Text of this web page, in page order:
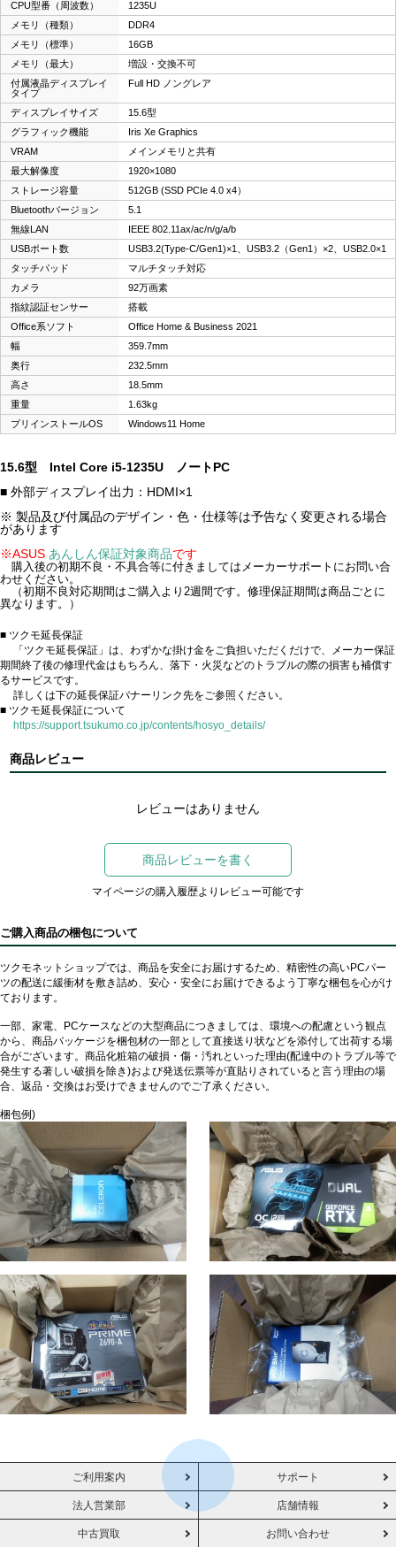
CPU型番（周波数）
1235U
メモリ（種類）
DDR4
メモリ（標準）
16GB
メモリ（最大）
増設・交換不可
付属液晶ディスプレイ
タイプ
Full HD ノングレア
ディスプレイサイズ
15.6型
グラフィック機能
Iris Xe Graphics
VRAM
メインメモリと共有
最大解像度
1920×1080
ストレージ容量
512GB (SSD PCIe 4.0 x4）
Bluetoothバージョン
5.1
無線LAN
IEEE 802.11ax/ac/n/g/a/b
USBポート数
USB3.2(Type-C/Gen1)×1、USB3.2（Gen1）×2、USB2.0×1
タッチパッド
マルチタッチ対応
カメラ
92万画素
指紋認証センサー
搭載
Office系ソフト
Office Home & Business 2021
幅
359.7mm
奥行
232.5mm
高さ
18.5mm
重量
1.63kg
プリインストールOS
Windows11 Home
15.6型 Intel Core i5-1235U ノートPC
■ 外部ディスプレイ出力：HDMI×1
※ 製品及び付属品のデザイン・色・仕様等は予告なく変更される場合
があります
※ASUS あんしん保証対象商品です
購入後の初期不良・不具合等に付きましてはメーカーサポートにお問い合
わせください。
（初期不良対応期間はご購入より2週間です。修理保証期間は商品ごとに
異なります。）
■ ツクモ延長保証
「ツクモ延長保証」は、わずかな掛け金をご負担いただくだけで、メーカー保証
期間終了後の修理代金はもちろん、落下・火災などのトラブルの際の損害も補償す
るサービスです。
詳しくは下の延長保証バナーリンク先をご参照ください。
■ ツクモ延長保証について
https://support.tsukumo.co.jp/contents/hosyo_details/
商品レビュー
レビューはありません
商品レビューを書く
マイページの購入履歴よりレビュー可能です
ご購入商品の梱包について
ツクモネットショップでは、商品を安全にお届けするため、精密性の高いPCパー
ツの配送に緩衝材を敷き詰め、安心・安全にお届けできるよう丁寧な梱包を心がけ
ております。
一部、家電、PCケースなどの大型商品につきましては、環境への配慮という観点
から、商品パッケージを梱包材の一部として直接送り状などを添付して出荷する場
合がございます。商品化粧箱の破損・傷・汚れといった理由(配達中のトラブル等で
発生する著しい破損を除き)および発送伝票等が直貼りされていると言う理由の場
合、返品・交換はお受けできませんのでご了承ください。
梱包例)
ご利用案内 サポート
法人営業部 店舗情報
中古買取 お問い合わせ